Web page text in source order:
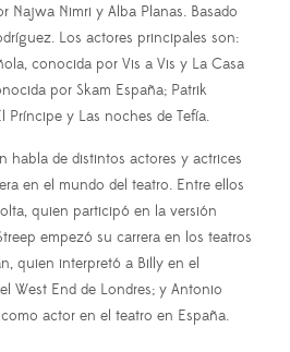
Najwa Nimri y Alba Planas. Basado
Los actores principales son:
conocida por Vis a Vis y La Casa
por Skam España; Patrik
Príncipe y Las noches de Tefía.
habla de distintos actores y actrices
en el mundo del teatro. Entre ellos
quien participó en la versión
empezó su carrera en los teatros
quien interpretó a Billy en el
West End de Londres; y Antonio
actor en el teatro en España.